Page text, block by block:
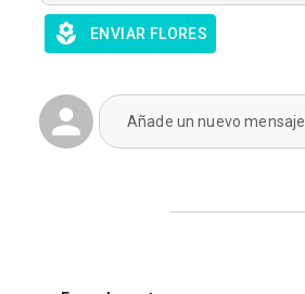
ENVIAR FLORES
Añade un nuevo mensaje